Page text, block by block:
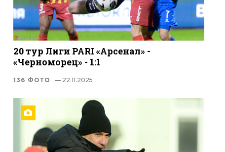
20 тур Лиги PARI «Арсенал» -
«Черноморец» - 1:1
136 ФОТО — 22.11.2025